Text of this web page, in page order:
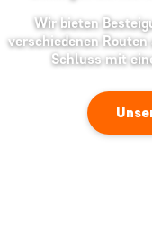
Wir bieten
verschiedenen
Schluss mit